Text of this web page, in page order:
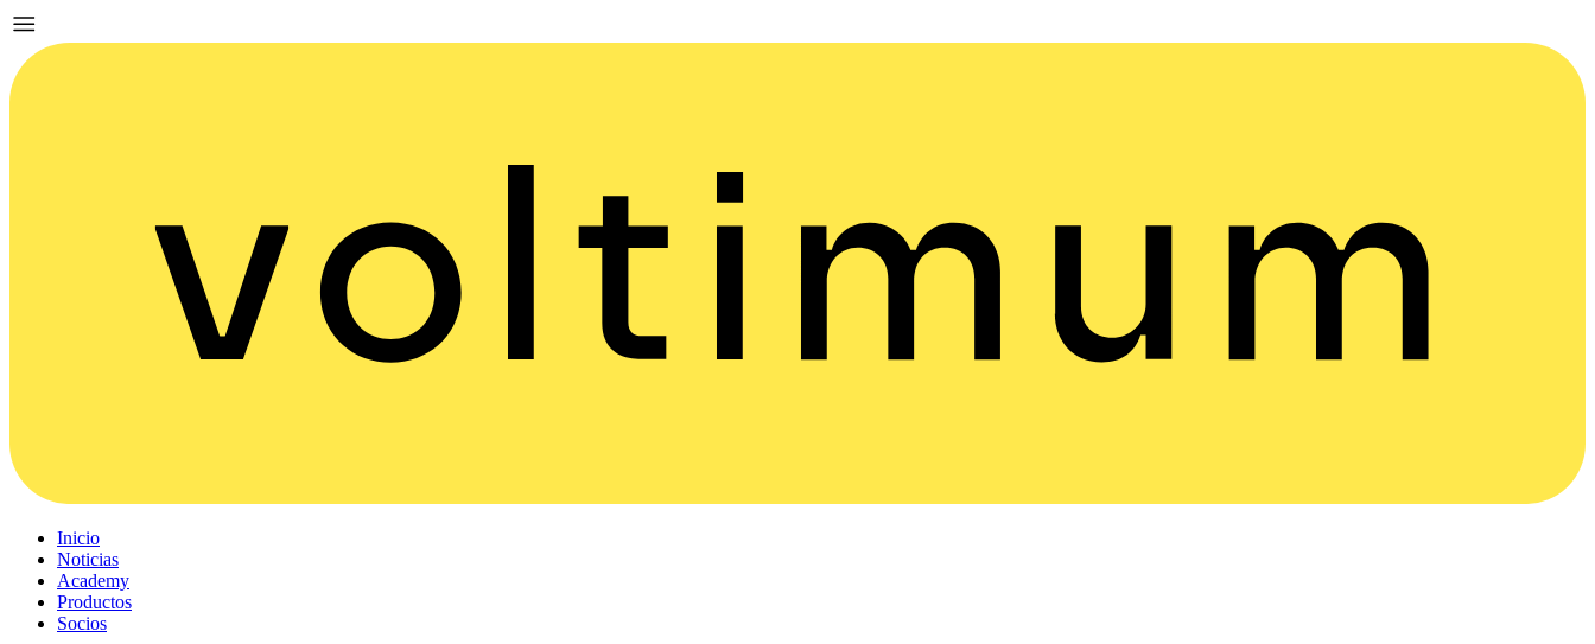
Inicio
Noticias
Academy
Productos
Socios